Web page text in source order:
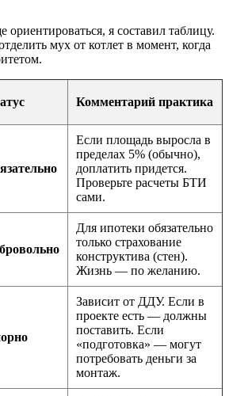
я составил таблицу.
мух от котлет в момент, когда
Комментарий практика
Если площадь выросла в
пределах 5% (обычно),
доплатить придется.
Проверьте расчеты БТИ
сами.
Для ипотеки обязательно
только страхование
конструктива (стен).
Жизнь — по желанию.
Зависит от ДДУ. Если в
проекте есть — должны
поставить. Если
«подготовка» — могут
потребовать деньги за
монтаж.